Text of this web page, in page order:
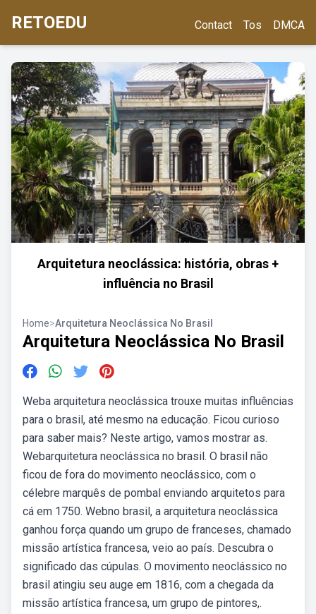
RETOEDU Contact Tos DMCA
Arquitetura neoclássica: história, obras +
influência no Brasil
Home>Arquitetura Neoclássica No Brasil
Arquitetura Neoclássica No Brasil
Weba arquitetura neoclássica trouxe muitas influências
para o brasil, até mesmo na educação. Ficou curioso
para saber mais? Neste artigo, vamos mostrar as.
Webarquitetura neoclássica no brasil. O brasil não
ficou de fora do movimento neoclássico, com o
célebre marquês de pombal enviando arquitetos para
cá em 1750. Webno brasil, a arquitetura neoclássica
ganhou força quando um grupo de franceses, chamado
missão artística francesa, veio ao país. Descubra o
significado das cúpulas. O movimento neoclássico no
brasil atingiu seu auge em 1816, com a chegada da
missão artística francesa, um grupo de pintores,.